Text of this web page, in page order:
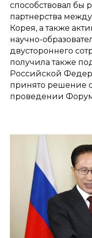
способствовал бы
партнерства
Корея, а также
научно-
двустороннего
получила также
Российской
принято решение
проведении